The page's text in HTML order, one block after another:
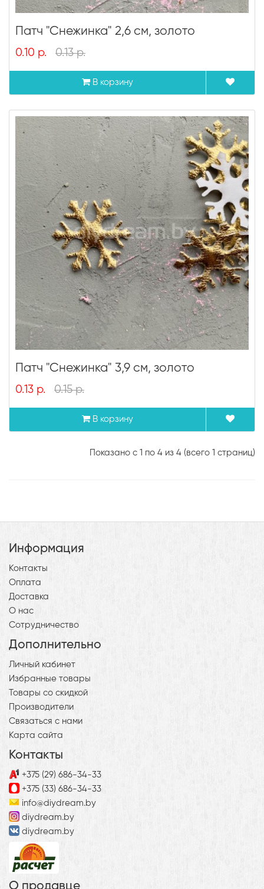
Патч "Снежинка" 2,6 см, золото
0.10 р. 0.13 р.
В корзину
Патч "Снежинка" 3,9 см, золото
0.13 р. 0.15 р.
В корзину
Показано с 1 по 4 из 4 (всего 1 страниц)
Информация
Контакты
Оплата
Доставка
О нас
Сотрудничество
Дополнительно
Личный кабинет
Избранные товары
Товары со скидкой
Производители
Связаться с нами
Карта сайта
Контакты
+375 (29) 686-34-33
+375 (33) 686-34-33
info@diydream.by
diydream.by
diydream.by
О продавце